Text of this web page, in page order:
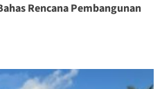
Rencana Pembangunan